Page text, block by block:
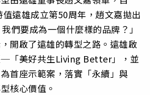
遠雄成立第50周年，趙文嘉拋出
我們要成為一個什麼樣的品牌？」
開啟了遠雄的轉型之路。遠雄啟
─「美好共生Living Better」，並
首座示範案，落實「永續」與
核心價值。